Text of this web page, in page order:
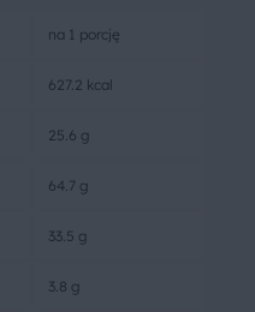
na 1 porcję
627.2 kcal
25.6 g
64.7 g
33.5 g
3.8 g